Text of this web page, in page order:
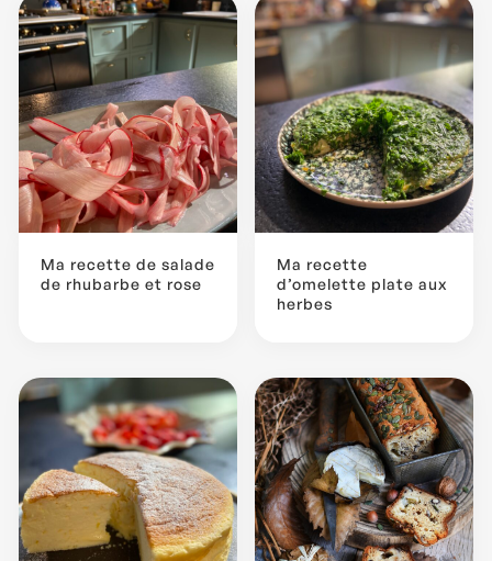
Ma recette de salade
de rhubarbe et rose
Ma recette
d’omelette plate aux
herbes